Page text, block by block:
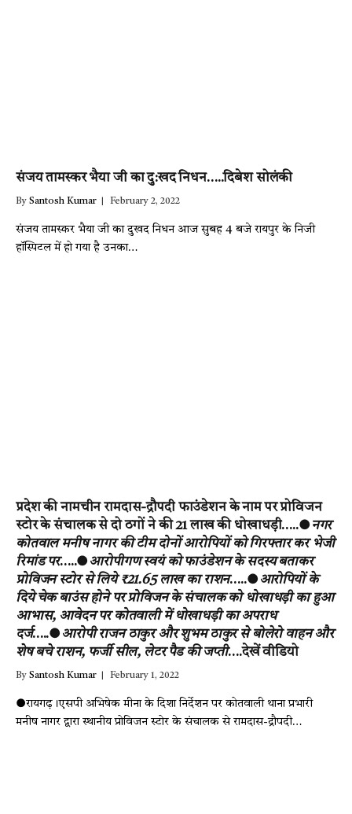
संजय तामस्कर भैया जी का दु:खद निधन…..दिबेश सोलंकी
By Santosh Kumar February 2, 2022
संजय तामस्कर भैया जी का दुखद निधन आज सुबह 4 बजे रायपुर के निजी
हॉस्पिटल में हो गया है उनका…
प्रदेश की नामचीन रामदास-द्रौपदी फाउंडेशन के नाम पर प्रोविजन
स्टोर के संचालक से दो ठगों ने की 21 लाख की धोखाधड़ी…..● नगर
कोतवाल मनीष नागर की टीम दोनों आरोपियों को गिरफ्तार कर भेजी
रिमांड पर…..● आरोपीगण स्वयं को फाउंडेशन के सदस्य बताकर
प्रोविजन स्टोर से लिये ₹21.65 लाख का राशन…..● आरोप‍ियों के
दिये चेक बाउंस होने पर प्रोविजन के संचालक को धोखाधड़ी का हुआ
आभास, आवेदन पर कोतवाली में धोखाधड़ी का अपराध
दर्ज…..● आरोपी राजन ठाकुर और शुभम ठाकुर से बोलेरो वाहन और
शेष बचे राशन, फर्जी सील, लेटर पैड की जप्ती….देखें वीडियो
By Santosh Kumar February 1, 2022
●रायगढ़।एसपी अभ‍िषेक मीना के दिशा निर्देशन पर कोतवाली थाना प्रभारी
मनीष नागर द्वारा स्थानीय प्रोविजन स्टोर के संचालक से रामदास-द्रौपदी…